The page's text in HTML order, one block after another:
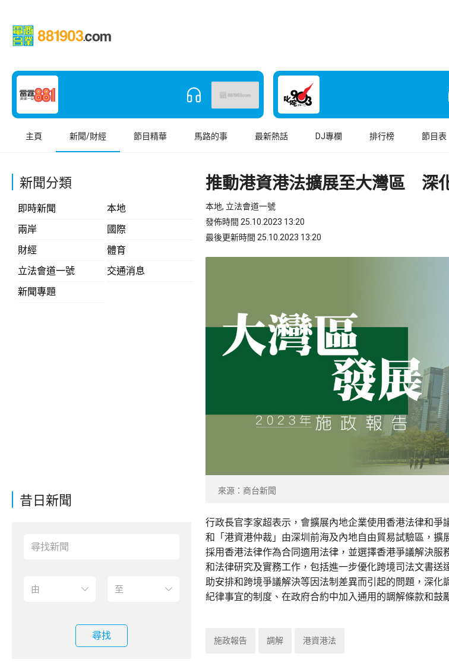
主頁 新聞/財經 節目精華 馬路的事 最新熱話 DJ專欄 排行榜 節目表
新聞分類
即時新聞
本地
兩岸
國際
財經
體育
立法會道一號
交通消息
新聞專題
昔日新聞
尋找
推動港資港法擴展至大灣區 深
本地, 立法會道一號
發佈時間 25.10.2023 13:20
最後更新時間 25.10.2023 13:20
來源：商台新聞
行政長官李家超表示，會擴展內地企業使用香港法律和爭
和「港資港仲裁」由深圳前海及內地自由貿易試驗區，擴
採用香港法律作為合同適用法律，並選擇香港爭議解決服
和法律研究及實務工作，包括進一步優化跨境司法文書送
助安排和跨境爭議解決等因法制差異而引起的問題，深化
紀律事宜的制度、在政府合約中加入通用的調解條款和鼓
施政報告 調解 港資港法